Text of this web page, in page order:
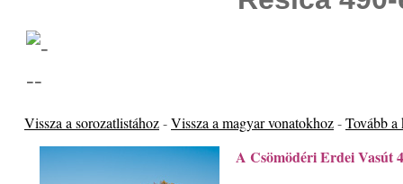
Vissza a sorozatlistához-Vissza a magyar vonatokhoz-Tovább a
A Csömödéri Erdei Vasút